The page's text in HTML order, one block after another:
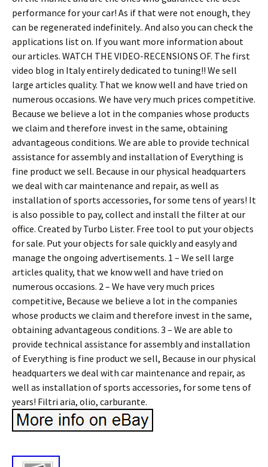
performance for your car! As if that were not enough, they
can be regenerated indefinitely.. And also you can check the
applications list on. If you want more information about
our articles. WATCH THE VIDEO-RECENSIONS OF. The first
video blog in Italy entirely dedicated to tuning!! We sell
large articles quality. That we know well and have tried on
numerous occasions. We have very much prices competitive.
Because we believe a lot in the companies whose products
we claim and therefore invest in the same, obtaining
advantageous conditions. We are able to provide technical
assistance for assembly and installation of Everything is
fine product we sell. Because in our physical headquarters
we deal with car maintenance and repair, as well as
installation of sports accessories, for some tens of years! It
is also possible to pay, collect and install the filter at our
office. Created by Turbo Lister. Free tool to put your objects
for sale. Put your objects for sale quickly and easyly and
manage the ongoing advertisements. 1 – We sell large
articles quality, that we know well and have tried on
numerous occasions. 2 – We have very much prices
competitive, Because we believe a lot in the companies
whose products we claim and therefore invest in the same,
obtaining advantageous conditions. 3 – We are able to
provide technical assistance for assembly and installation
of Everything is fine product we sell, Because in our physical
headquarters we deal with car maintenance and repair, as
well as installation of sports accessories, for some tens of
years! Filtri aria, olio, carburante.